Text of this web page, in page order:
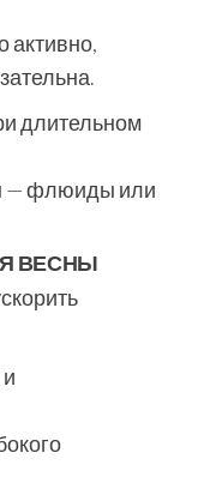
активно,
длительном
— флюиды или
ВЕСНЫ